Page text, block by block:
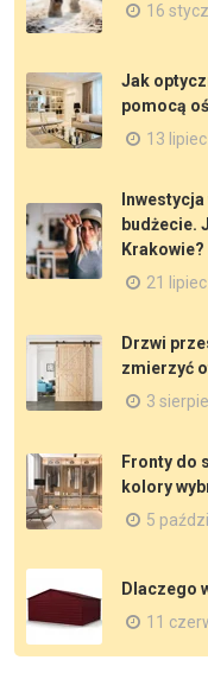
16
Jak
pomocą
13
budżecie.
Krakowie?
21
Drzwi
zmierzyć
3
Fronty do
kolory
5
Dlaczego
11